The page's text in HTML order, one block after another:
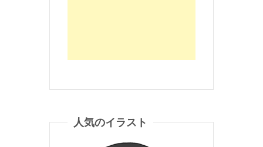
人気のイラスト